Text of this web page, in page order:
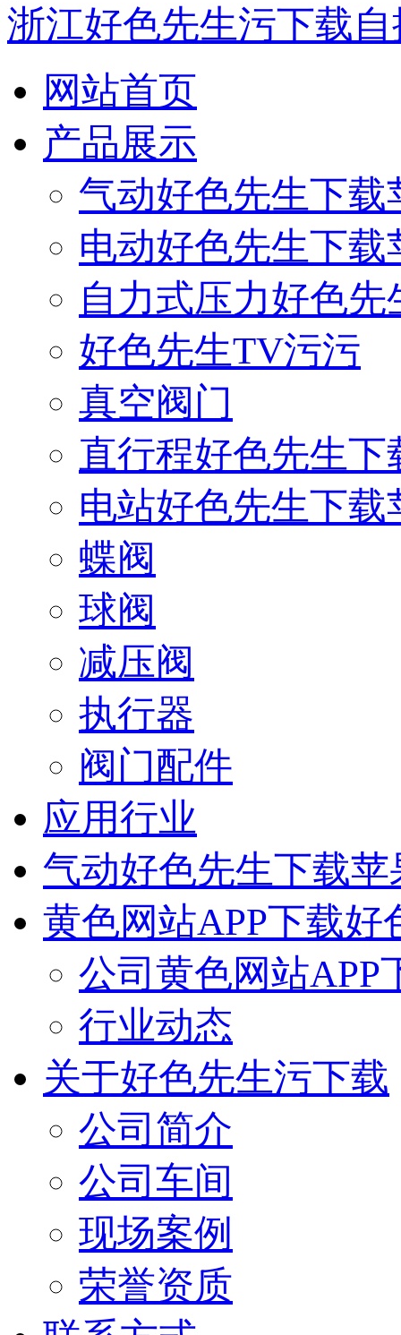
浙江好色先生污下载
网站首页
产品展示
气动好色先生下
电动好色先生下
自力式压力好色
好色先生TV污污
真空阀门
直行程好色先生
电站好色先生下
蝶阀
球阀
减压阀
执行器
阀门配件
应用行业
气动好色先生下载
黄色网站APP下载好
公司黄色网站APP
行业动态
关于好色先生污下载
公司简介
公司车间
现场案例
荣誉资质